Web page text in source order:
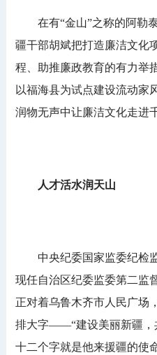
在有“金山”之称的阿勒泰
疆干部胡斌把打造廉洁文化
程、助推廉政教育的有力举
以福海县为试点建设流动家
润物无声中让廉洁文化走进
人才活水润天山
中央纪委国家监委纪检监
现任自治区纪委监委第二监
正对着乌鲁木齐市人民广场
排大字——“建设美丽新疆，
十二个字就是他来援疆的使